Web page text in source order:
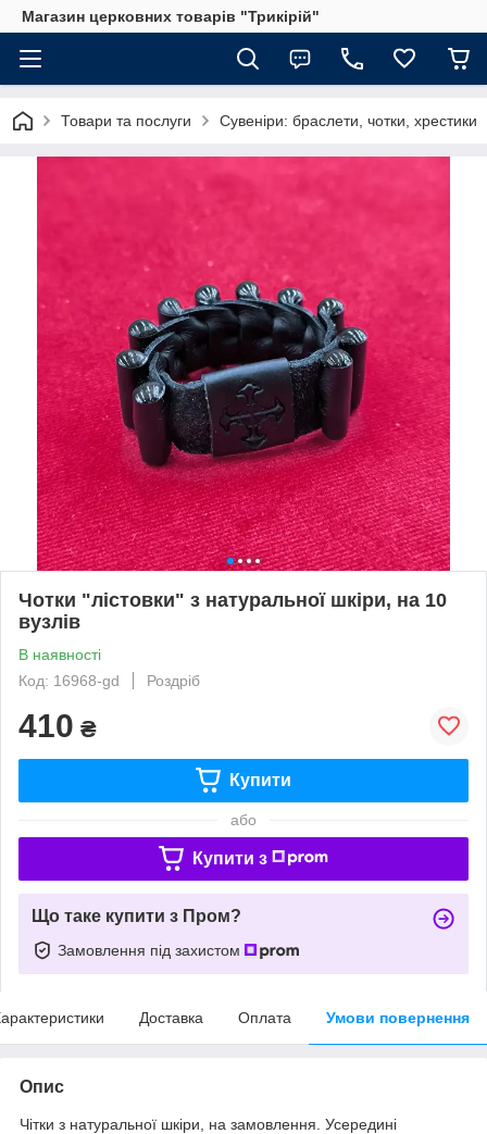
Магазин церковних товарів "Трикірій"
Товари та послуги Сувеніри: браслети, чотки, хрестики
Чотки "лістовки" з натуральної шкіри, на 10
вузлів
В наявності
Код: 16968-gd
Роздріб
410 ₴
Купити
або
Купити з
Що таке купити з Пром?
Замовлення під захистом
Доставка Оплата Умови повернення
Опис
Чітки з натуральної шкіри, на замовлення. Усередині